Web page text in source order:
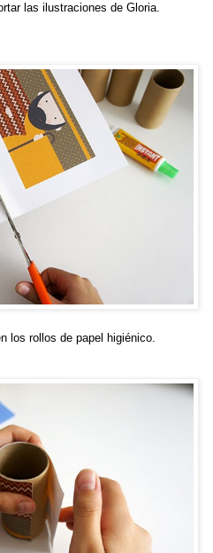
las ilustraciones de Gloria.
los rollos de papel higiénico.